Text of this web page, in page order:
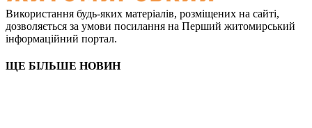
Використання будь-яких матеріалів, розміщених на сайті,
дозволяється за умови посилання на Перший житомирський
інформаційний портал.
ЩЕ БІЛЬШЕ НОВИН